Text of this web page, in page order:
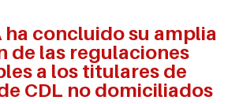
ha concluido su amplia
de las regulaciones
a los titulares de
CDL no domiciliados